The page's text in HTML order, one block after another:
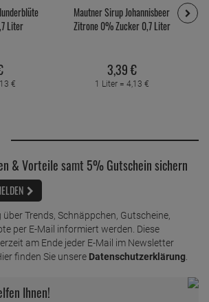
Liter
13 €
Mautner Sirup Johannisbeer
Zitrone 0% Zucker 0,7 Liter
3,39€
1 Liter = 4, 13 €
& Vorteile samt 5% Gutschein sichern
Trends, Schnäppchen, Gutscheine,
per E-Mail informiert werden. Diese
am Ende jeder E-Mail im Newsletter
finden Sie unsere Datenschutzerklärung
Ihnen!